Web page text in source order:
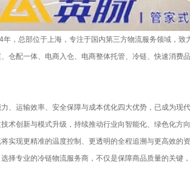
总部位于上海，专注于国内第三方物流服务领域，致
仓配一体、电商入仓、电商整体托管、冷链、快速消费
运输效率、安全保障与成本优化四大优势，已成为现
术创新与模式升级，持续推动行业向智能化、绿色化方
实现更精准的温度控制、更透明的全程追溯与更高效的
择专业的冷链物流服务商，不仅是保障商品质量的关键